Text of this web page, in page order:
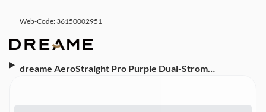
Web-Code: 36150002951
dreame AeroStraight Pro Purple Dual-Strom